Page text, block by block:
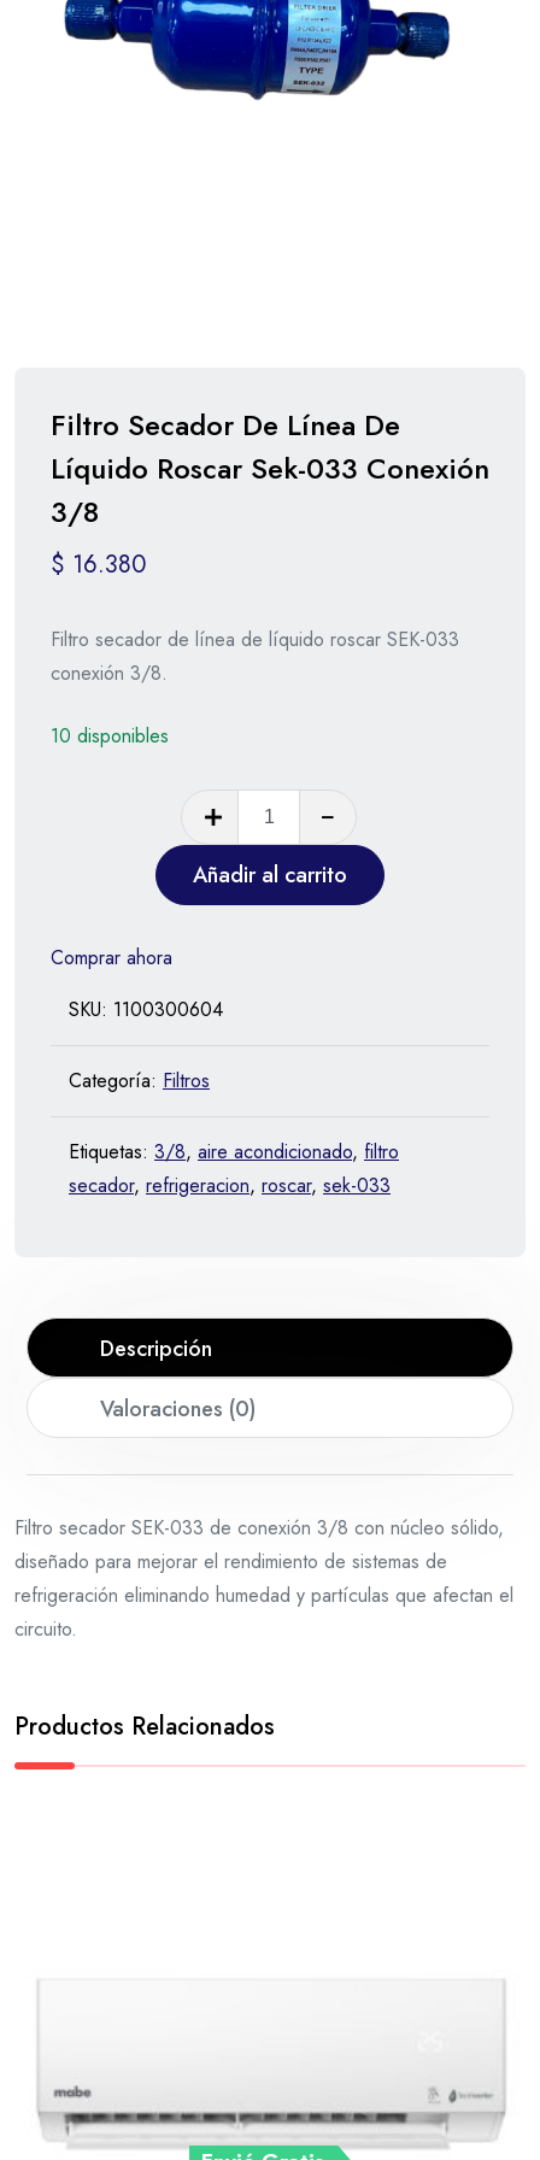
Filtro Secador De Línea De
Líquido Roscar Sek-033 Conexión
3/8
$ 16.380
Filtro secador de línea de líquido roscar SEK-033
conexión 3/8.
10 disponibles
Añadir al carrito
Comprar ahora
SKU: 1100300604
Categoría: Filtros
Etiquetas: 3/8, aire acondicionado, filtro
secador, refrigeracion, roscar, sek-033
Descripción
Valoraciones (0)
Filtro secador SEK-033 de conexión 3/8 con núcleo sólido,
diseñado para mejorar el rendimiento de sistemas de
refrigeración eliminando humedad y partículas que afectan el
circuito.
Productos Relacionados